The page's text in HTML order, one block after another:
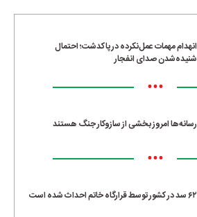
انهدام مهمات عمل‌نکرده در پاکدشت؛ احتمال
شنیده‌شدن صدای انفجار
•••
رسانه‌ها امروز بخشی از سازوکار جنگ هستند
•••
۶۲ سد در کشور توسط قرارگاه خاتم احداث شده است